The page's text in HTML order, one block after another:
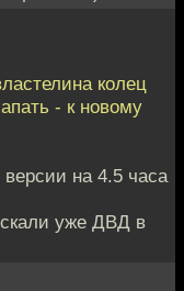
колец
- к новому
версии на 4.5 часа
уже ДВД в